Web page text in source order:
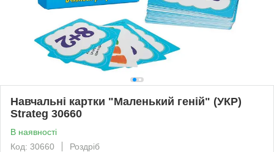
Навчальні картки "Маленький геній" (УКР)
Strateg 30660
В наявності
Код: 30660
Роздріб